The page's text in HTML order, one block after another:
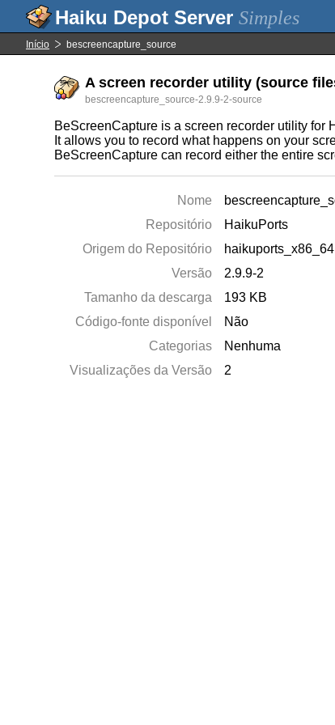
Simples
Início bescreencapture_source
A screen recorder utility (source
bescreencapture_source-2.9.9-2-source
BeScreenCapture is a screen recorder utility for
It allows you to record what happens on your
BeScreenCapture can record either the entire
Nome
Repositório
HaikuPorts
Origem do Repositório
haikuports_x86_64
Versão
2.9.9-2
Tamanho da descarga
193 KB
Código-fonte disponível
Não
Categorias
Nenhuma
Visualizações da Versão
2